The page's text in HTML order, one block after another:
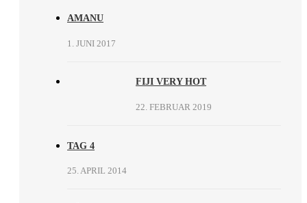
AMANU
1. JUNI 2017
FIJI VERY HOT
22. FEBRUAR 2019
TAG 4
25. APRIL 2014